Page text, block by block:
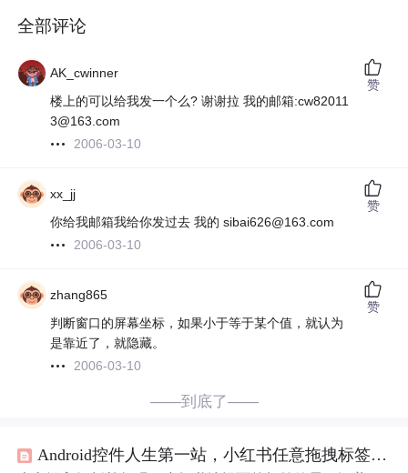
全部评论
AK_cwinner
楼上的可以给我发一个么? 谢谢拉 我的邮箱:cw82011
3@163.com
2006-03-10
赞
xx_jj
你给我邮箱我给你发过去 我的 sibai626@163.com
2006-03-10
赞
zhang865
判断窗口的屏幕坐标，如果小于等于某个值，就认为
是靠近了，就隐藏。
2006-03-10
赞
——到底了——
Android控件人生第一站，小红书任意拖拽标签控件